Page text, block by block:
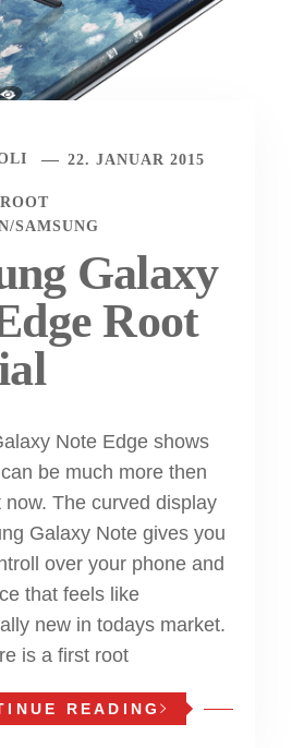
22. JANUAR 2015
/SAMSUNG
Galaxy
Root
Note Edge shows
be much more then
The curved display
Galaxy Note gives you
over your phone and
that feels like
new in todays market.
is a first root
READING